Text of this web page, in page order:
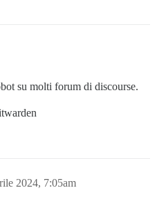
su molti forum di discourse.
2024, 7:05am